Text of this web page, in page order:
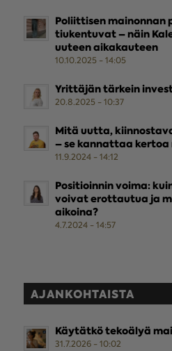
Poliittisen mainonnan
tiukentuvat – näin
uuteen aikakauteen
10.10.2025 - 14:05
Yrittäjän tärkein
20.8.2025 - 10:37
Mitä uutta,
– se kannattaa kertoa
11.9.2024 - 14:12
Positioinnin voima:
voivat erottautua ja
aikoina?
4.7.2024 - 14:57
AJANKOHTAISTA
Käytätkö tekoälyä
31.7.2026 - 10:02